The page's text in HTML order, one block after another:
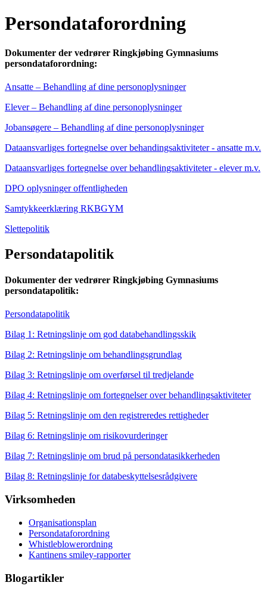
Persondataforordning
Dokumenter der vedrører Ringkjøbing Gymnasiums
persondataforordning:
Ansatte – Behandling af dine personoplysninger
Elever – Behandling af dine personoplysninger
Jobansøgere – Behandling af dine personoplysninger
Dataansvarliges fortegnelse over behandingsaktiviteter - ansatte m.v.
Dataansvarliges fortegnelse over behandlingsaktiviteter - elever m.v.
DPO oplysninger offentligheden
Samtykkeerklæring RKBGYM
Slettepolitik
Persondatapolitik
Dokumenter der vedrører Ringkjøbing Gymnasiums
persondatapolitik:
Persondatapolitik
Bilag 1: Retningslinje om god databehandlingsskik
Bilag 2: Retningslinje om behandlingsgrundlag
Bilag 3: Retningslinje om overførsel til tredjelande
Bilag 4: Retningslinje om fortegnelser over behandlingsaktiviteter
Bilag 5: Retningslinje om den registreredes rettigheder
Bilag 6: Retningslinje om risikovurderinger
Bilag 7: Retningslinje om brud på persondatasikkerheden
Bilag 8: Retningslinje for databeskyttelsesrådgivere
Virksomheden
Organisationsplan
Persondataforordning
Whistleblowerordning
Kantinens smiley-rapporter
Blogartikler